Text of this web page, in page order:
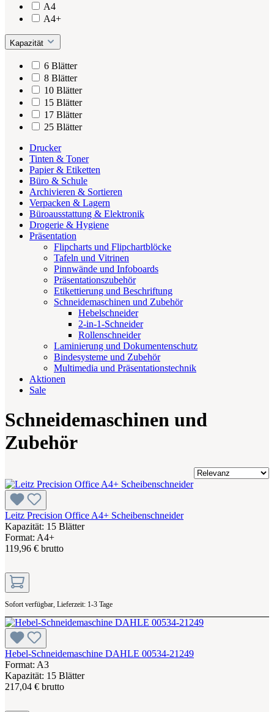
A4
A4+
Kapazität
6 Blätter
8 Blätter
10 Blätter
15 Blätter
17 Blätter
25 Blätter
Drucker
Tinten & Toner
Papier & Etiketten
Büro & Schule
Archivieren & Sortieren
Verpacken & Lagern
Büroausstattung & Elektronik
Drogerie & Hygiene
Präsentation
Flipcharts und Flipchartblöcke
Tafeln und Vitrinen
Pinnwände und Infoboards
Präsentationszubehör
Etikettierung und Beschriftung
Schneidemaschinen und Zubehör
Hebelschneider
2-in-1-Schneider
Rollenschneider
Laminierung und Dokumentenschutz
Bindesysteme und Zubehör
Multimedia und Präsentationstechnik
Aktionen
Sale
Schneidemaschinen und
Zubehör
Leitz Precision Office A4+ Scheibenschneider
Kapazität: 15 Blätter
Format: A4+
119,96 € brutto
Sofort verfügbar, Lieferzeit: 1-3 Tage
Hebel-Schneidemaschine DAHLE 00534-21249
Format: A3
Kapazität: 15 Blätter
217,04 € brutto